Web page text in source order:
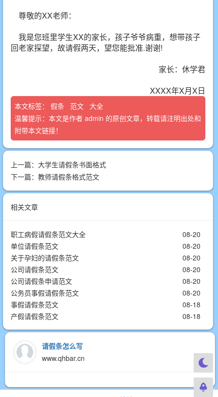
尊敬的XX老师：
我是您班里学生XX的家长，孩子爷爷病重，想带孩子
回老家探望，故请假两天，望您能批准.谢谢!
家长：休学君
XXXX年X月X日
本文标签： 假条 范文
大全
温馨提示：本文是作者 admin 的原创文章，转载请注明出处和
附带本文链接！
上一篇： 大学生请假条书面格式
下一篇： 教师请假条格式范文
相关文章
08-20
职工病假请假条范文大全
08-20
单位请假条范文
08-20
关于孕妇的请假条范文
08-20
公司请假条范文
08-20
公司请假条申请范文
08-20
公务员事假请假条范文
08-18
事假请假条范文
08-18
产假请假条范文
请假条怎么写
www.qhbar.cn